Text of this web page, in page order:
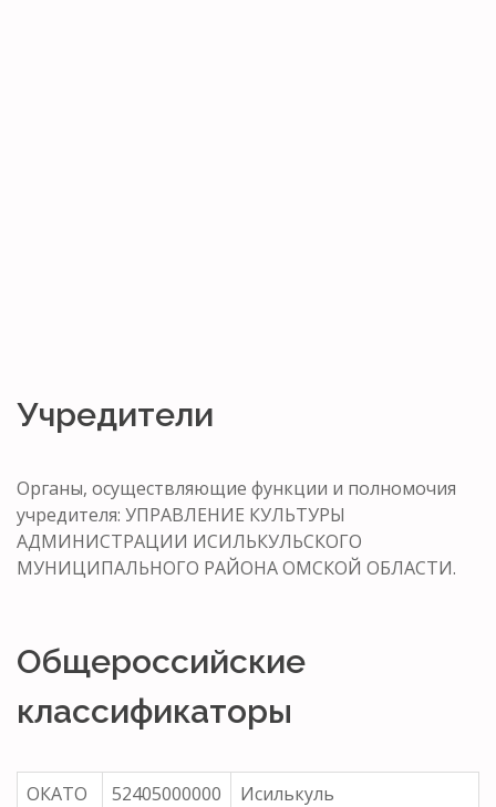
Учредители
Органы, осуществляющие функции и полномочия
учредителя: УПРАВЛЕНИЕ КУЛЬТУРЫ
АДМИНИСТРАЦИИ ИСИЛЬКУЛЬСКОГО
МУНИЦИПАЛЬНОГО РАЙОНА ОМСКОЙ ОБЛАСТИ.
Общероссийские
классификаторы
ОКАТО 52405000000
Исилькуль